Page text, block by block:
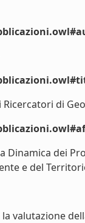
di
Dinamica dei
e del
valutazione